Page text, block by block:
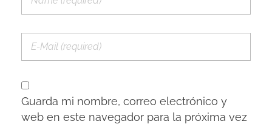
Guarda mi nombre, correo electrónico y
web en este navegador para la próxima vez